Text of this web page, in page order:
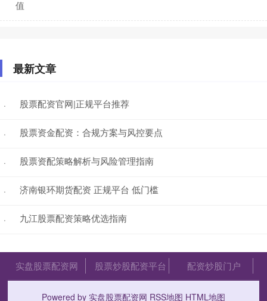
值
最新文章
· 股票配资官网|正规平台推荐
· 股票资金配资：合规方案与风控要点
· 股票资配策略解析与风险管理指南
· 济南银环期货配资 正规平台 低门槛
· 九江股票配资策略优选指南
实盘股票配资网 股票炒股配资平台 配资炒股门户
Powered by 实盘股票配资网 RSS地图 HTML地图